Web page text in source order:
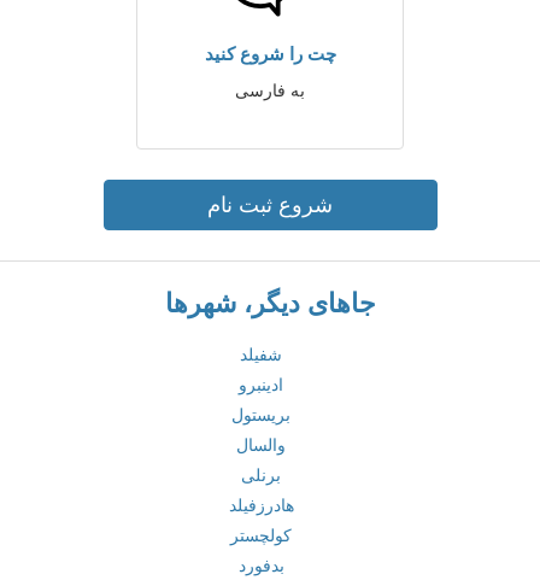
چت را شروع کنید
به فارسی
شروع ثبت نام
جاهای دیگر، شهرها
شفیلد
ادینبرو
بریستول
والسال
برنلی
هادرزفیلد
کولچستر
بدفورد